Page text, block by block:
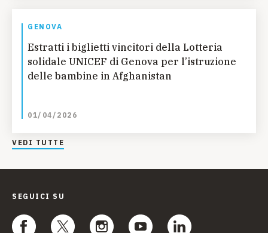
GENOVA
Estratti i biglietti vincitori della Lotteria
solidale UNICEF di Genova per l’istruzione
delle bambine in Afghanistan
01/04/2026
VEDI TUTTE
SEGUICI SU